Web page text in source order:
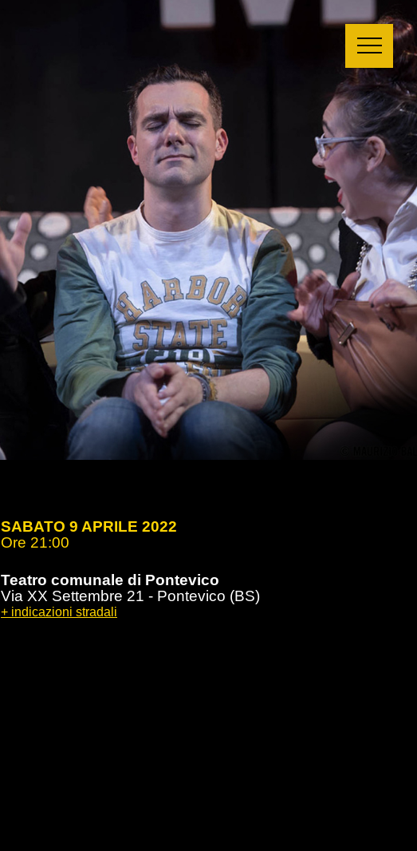
SABATO 9 APRILE 2022
Ore 21:00
Teatro comunale di Pontevico
Via XX Settembre 21 - Pontevico (BS)
+ indicazioni stradali